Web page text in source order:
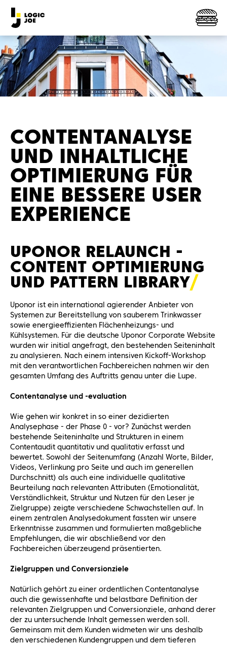
CONTENTANALYSE
UND INHALTLICHE
OPTIMIERUNG FÜR
EINE BESSERE USER
EXPERIENCE
UPONOR RELAUNCH -
CONTENT OPTIMIERUNG
UND PATTERN LIBRARY
Uponor ist ein international agierender Anbieter von
Systemen zur Bereitstellung von sauberem Trinkwasser
sowie energieeffizienten Flächenheizungs- und
Kühlsystemen. Für die deutsche Uponor Corporate Website
wurden wir initial angefragt, den bestehenden Seiteninhalt
zu analysieren. Nach einem intensiven Kickoff-Workshop
mit den verantwortlichen Fachbereichen nahmen wir den
gesamten Umfang des Auftritts genau unter die Lupe.
Contentanalyse und -evaluation
Wie gehen wir konkret in so einer dezidierten
Analysephase - der Phase 0 - vor? Zunächst werden
bestehende Seiteninhalte und Strukturen in einem
Contentaudit quantitativ und qualitativ erfasst und
bewertet. Sowohl der Seitenumfang (Anzahl Worte, Bilder,
Videos, Verlinkung pro Seite und auch im generellen
Durchschnitt) als auch eine individuelle qualitative
Beurteilung nach relevanten Attributen (Emotionalität,
Verständlichkeit, Struktur und Nutzen für den Leser je
Zielgruppe) zeigte verschiedene Schwachstellen auf. In
einem zentralen Analysedokument fassten wir unsere
Erkenntnisse zusammen und formulierten maßgebliche
Empfehlungen, die wir abschließend vor den
Fachbereichen überzeugend präsentierten.
Zielgruppen und Conversionziele
Natürlich gehört zu einer ordentlichen Contentanalyse
auch die gewissenhafte und belastbare Definition der
relevanten Zielgruppen und Conversionziele, anhand derer
der zu untersuchende Inhalt gemessen werden soll.
Gemeinsam mit dem Kunden widmeten wir uns deshalb
den verschiedenen Kundengruppen und dem tieferen